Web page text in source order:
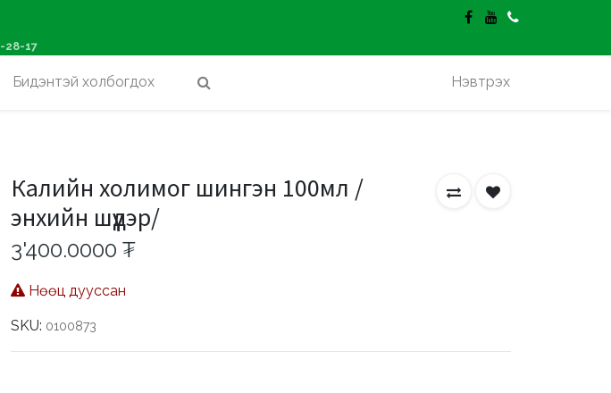
хүргэлт үнэгүй.
28-17
Бидэнтэй холбогдох Нэвтрэх
Калийн холимог шингэн 100мл /
энхийн шүүдэр/
3'400.0000 ₮
Нөөц дууссан
SKU: 0100873